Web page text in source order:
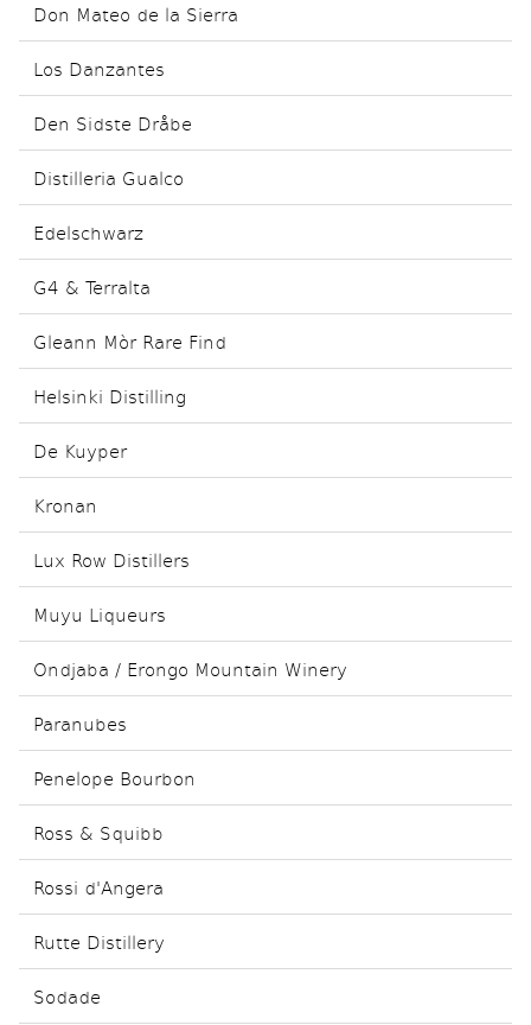
Don Mateo de la Sierra
Los Danzantes
Den Sidste Dråbe
Distilleria Gualco
Edelschwarz
G4 & Terralta
Gleann Mòr Rare Find
Helsinki Distilling
De Kuyper
Kronan
Lux Row Distillers
Muyu Liqueurs
Ondjaba / Erongo Mountain Winery
Paranubes
Penelope Bourbon
Ross & Squibb
Rossi d'Angera
Rutte Distillery
Sodade